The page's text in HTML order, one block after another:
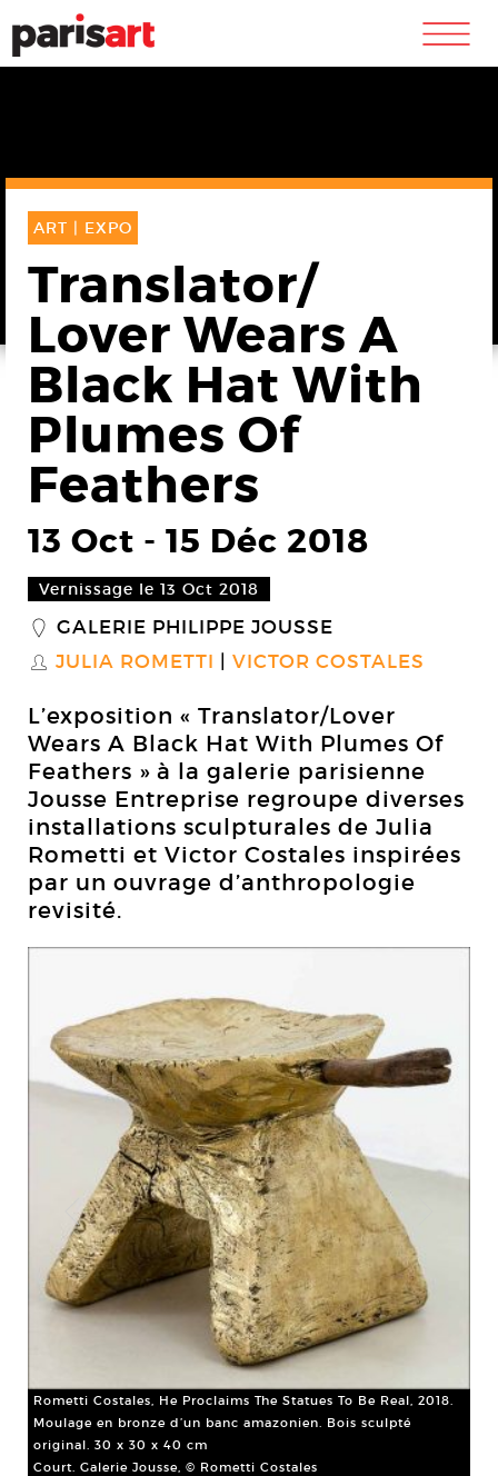
m
ART | EXPO
Translator/
Lover Wears A
Black Hat With
Plumes Of
Feathers
13 Oct - 15 Déc 2018
Vernissage le 13 Oct 2018
_ GALERIE PHILIPPE JOUSSE
S JULIA ROMETTI VICTOR COSTALES
L’exposition « Translator/Lover
Wears A Black Hat With Plumes Of
Feathers » à la galerie parisienne
Jousse Entreprise regroupe diverses
installations sculpturales de Julia
Rometti et Victor Costales inspirées
par un ouvrage d’anthropologie
revisité.
Rometti Costales, He Proclaims The Statues To Be Real, 2018.
Moulage en bronze d’un banc amazonien. Bois sculpté
original. 30 x 30 x 40 cm
Court. Galerie Jousse, © Rometti Costales